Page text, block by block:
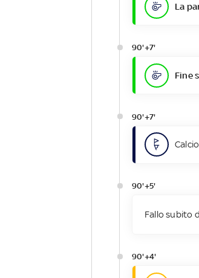
La
90'+7'
Fine
90'+7'
90'+5'
Fallo subito
90'+4'